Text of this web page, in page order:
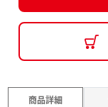
商品詳細